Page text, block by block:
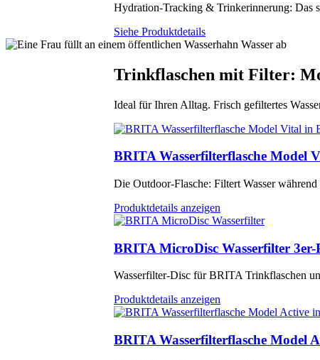
Hydration-Tracking & Trinkerinnerung: Das
Siehe Produktdetails
Trinkflaschen mit Filter:
Ideal für Ihren Alltag. Frisch gefiltertes
BRITA Wasserfilterflasche Model
Die Outdoor-Flasche: Filtert Wasser
Produktdetails anzeigen
BRITA MicroDisc Wasserfilter 3er-
Wasserfilter-Disc für BRITA Trinkflaschen
Produktdetails anzeigen
BRITA Wasserfilterflasche Model